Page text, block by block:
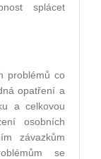
splácet
problémů co
opatření a
a celkovou
osobních
závazkům
se